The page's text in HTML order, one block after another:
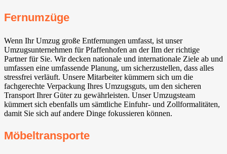
Fernumzüge
Wenn Ihr Umzug große Entfernungen umfasst, ist unser
Umzugsunternehmen für Pfaffenhofen an der Ilm der richtige
Partner für Sie. Wir decken nationale und internationale Ziele ab und
umfassen eine umfassende Planung, um sicherzustellen, dass alles
stressfrei verläuft. Unsere Mitarbeiter kümmern sich um die
fachgerechte Verpackung Ihres Umzugsguts, um den sicheren
Transport Ihrer Güter zu gewährleisten. Unser Umzugsteam
kümmert sich ebenfalls um sämtliche Einfuhr- und Zollformalitäten,
damit Sie sich auf andere Dinge fokussieren können.
Möbeltransporte